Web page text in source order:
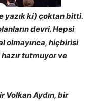
yazık ki) çoktan bitti.
devri. Hepsi
olmayınca, hiçbirisi
tutmuyor ve
Volkan Aydın, bir